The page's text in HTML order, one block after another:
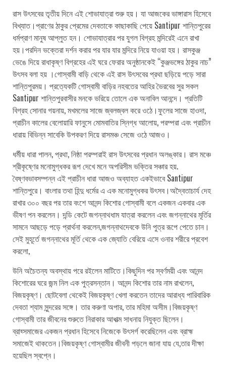
রাস উৎসবের তৃতীয় দিনে এই শোভাযাত্রা শুরু হয়। যা আজকের ভাঙ্গারাস হিসেবে
বিখ্যাত।প্রাণের ঠাকুর প্রেমের দেবতাকে কাছাকাছি পেয়ে Santipur শান্তিপুরের
ধর্মপ্রাণ মানুষ আপ্লুত হন। শোভাযাত্রার পর যুগল বিগ্রহ মন্দিরেই এনে রাখা
হয়।পরদিন ভক্তেরা দর্শন করার পর যার যার মন্দিরে নিয়ে যাওয়া হয়। রাসকুঞ্জ
ভেঙে দিয়ে রাধাকৃষ্ণ বিগ্রহের এই ঘরে ফেরার অনুষ্ঠানকেই “কুঞ্জভঙ্গের ঠাকুর নাচ”
উৎসব বলা হয় ।গোস্বামী বাড়ি থেকে এই রাস উৎসবের প্রথা ছড়িয়ে পড়ে সারা
শান্তিপুরময়। প্রত্যেকটি গোস্বামী বাড়ির নহবতের আহির ভৈরবের সুর সকল
Santipur শান্তিপুরবাসীর মনকে ভরিয়ে তোলে এক অনাবিল আনন্দে। প্রতিটি
বিগ্রহ সোনার গয়নায়, মখমলের সাজে জ্বলজ্বল করে ওঠে।ফুলের সাজে হাওদা,
প্রাচীন কালের বেলোয়ারি ফানুসে মোমবাতির স্নিগ্ধ আলোয়, পরম্পরা এবং প্রাচীন
ধারায় বিভিন্ন সাবেকি উপকরণ দিয়ে রাসমঞ্চ সেজে ওঠে আজও।
ধর্মীয় ধারা পালন, প্রথা, নিষ্ঠা পরম্পরাই রাস উৎসবের প্রধান অলঙ্কার। রাস মঞ্চে
শ্রীকৃষ্ণের মনোমুগ্ধকর রূপ দেখে মনে অপরিসীম ভক্তির সঞ্চার হয়.
বৈষ্ণবভাবসম্পন্ন এই প্রাচীন ধারা আজও অব্যাহত একইভাবে Santipur
শান্তিপুরে। বাংলার তথা হিন্দু ধর্মের এ এক মনোমুগ্ধকর উৎসব।অদ্বৈতাচার্য দেহ
রাখার ৩০০ বছর পর তার বংশে আনন্দ কিশোর গোস্বামী বলে একজন একবার এক
ভীষণ পন করলেন। দন্ডি কেটে জগন্নাথধাম যাত্রা করলেন এবং জগন্নাথের মূর্তির
সামনে আছড়ে পড়ে প্রার্থনা করলেন,জগন্নাথদেবকে উনি পুত্র রূপে পেতে চান।
সেই মুহূর্তে জগন্নাথের মূর্তি থেকে এক জ্যোতি বেরিয়ে এসে ওনার শরীরে প্রবেশ
করলো,
উনি অচৈতন্য অবস্থায় পরে রইলেন মাটিতে।কিছুদিন পর স্বর্ণময়ী এবং আনন্দ
কিশোরের ঘরে জন্ম নিল এক পুত্রসন্তান। আনন্দ কিশোর তার নাম রাখলেন,
বিজয়কৃষ্ণ। ছোটবেলা থেকেই বিজয়কৃষ্ণ খেলা করতেন তাদের আরাধ্য পারিবারিক
দেবতা শ্যাম সুন্দরের সঙ্গে। তার করুণা অপার, তার মহিমা অসীম।বিজয়কৃষ্ণ
গোস্বামী তার জীবনের শুরুতে নিরাকার আধাত্ম সাধনায় নিযুক্ত ছিলেন।
ব্রাহ্সমাজের একজন প্রধান হিসেবে নিজেকে উৎসর্গ করেছিলেন এবং ব্রাহ্ম
সমাজেই থাকতেন।বিজয়কৃষ্ণ গোস্বামীর জীবনী পড়লে জানা যায় যে,তার দীক্ষা
হয়েছিল স্বপ্নে।